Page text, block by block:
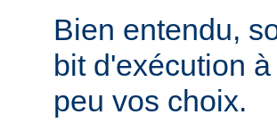
Bien entendu,
bit d'exécution
peu vos choix.